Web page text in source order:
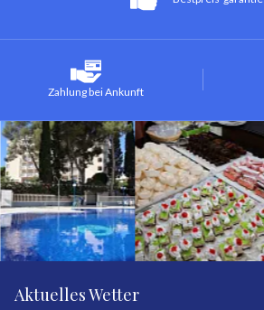
Zahlung bei Ankunft
Aktuelles Wetter